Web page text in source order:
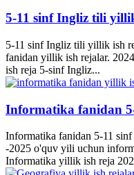
5-11 sinf Ingliz tili
5-11 sinf Ingliz tili yillik ish
fanidan yillik ish rejalar.
ish reja 5-sinf Ingliz...
Informatika fanidan
Informatika fanidan 5-11
-2025 o'quv yili uchun
Informatika yillik ish reja